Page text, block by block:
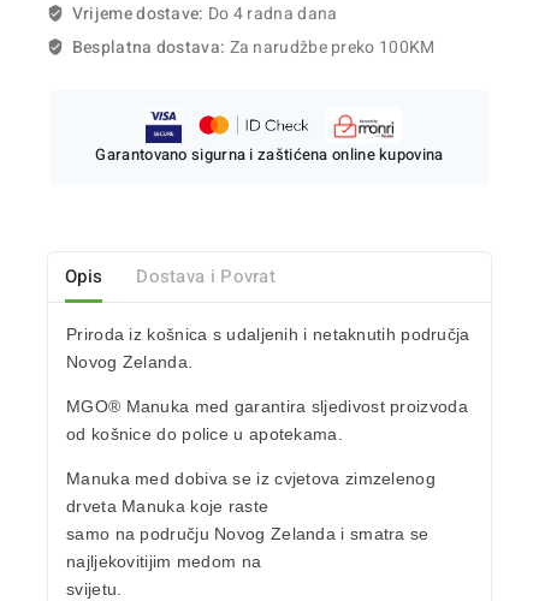
Vrijeme dostave: Do 4 radna dana
Besplatna dostava: Za narudžbe preko 100KM
Garantovano sigurna i zaštićena online kupovina
Opis Dostava i Povrat
Priroda iz košnica s udaljenih i netaknutih područja
Novog Zelanda.
MGO® Manuka med garantira sljedivost proizvoda
od košnice do police u apotekama.
Manuka med dobiva se iz cvjetova zimzelenog
drveta Manukakoje raste
samo na području Novog Zelanda i smatra se
najljekovitijim medom na
svijetu.